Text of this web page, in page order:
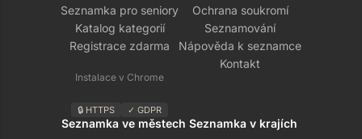
Seznamka pro seniory
Katalog kategorií
Registrace zdarma
Instalace v Chrome
🔒 HTTPS ✓ GDPR
Ochrana soukromí
Seznamování
Nápověda k seznamce
Kontakt
Seznamka ve městech Seznamka v krajích